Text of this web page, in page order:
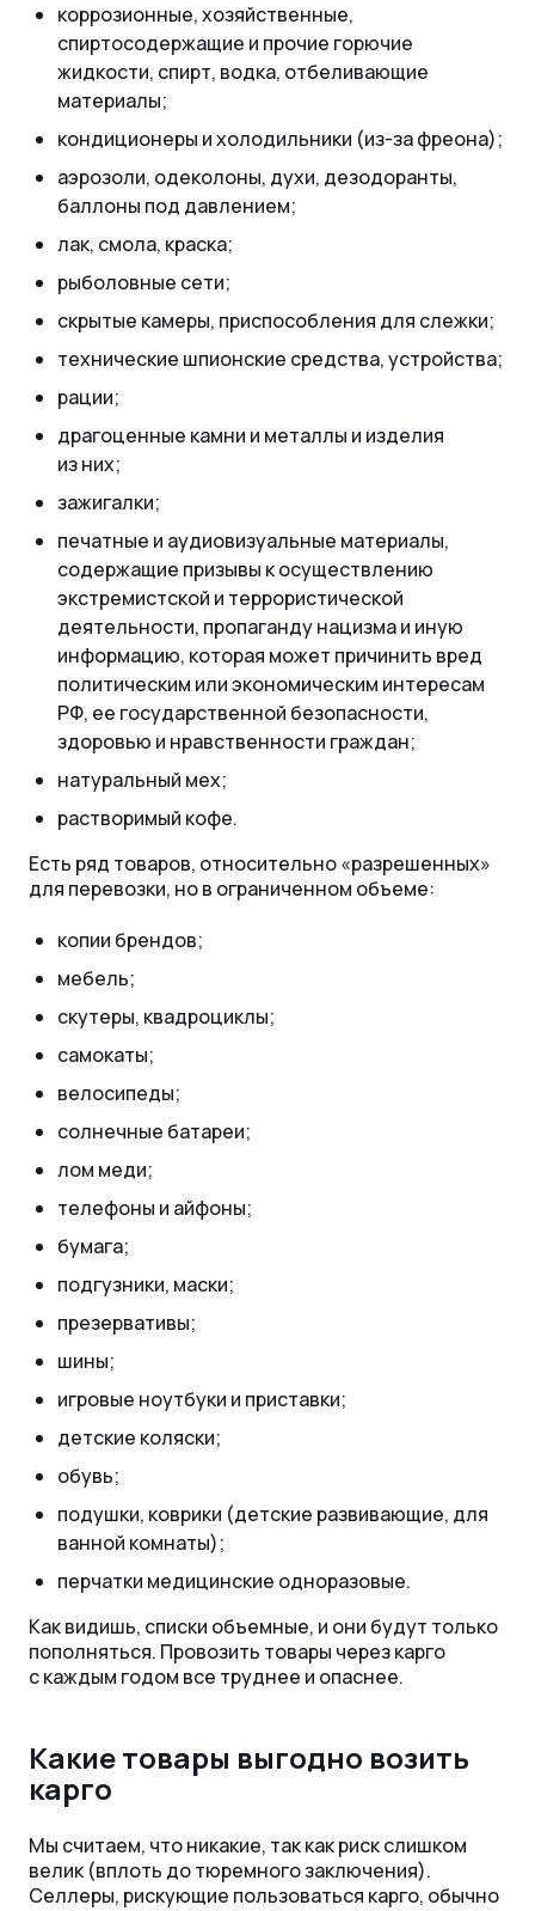
коррозионные, хозяйственные,
спиртосодержащие и прочие горючие
жидкости, спирт, водка, отбеливающие
материалы;
кондиционеры и холодильники (из-за фреона);
аэрозоли, одеколоны, духи, дезодоранты,
баллоны под давлением;
лак, смола, краска;
рыболовные сети;
скрытые камеры, приспособления для слежки;
технические шпионские средства, устройства;
рации;
драгоценные камни и металлы и изделия
из них;
зажигалки;
печатные и аудиовизуальные материалы,
содержащие призывы к осуществлению
экстремистской и террористической
деятельности, пропаганду нацизма и иную
информацию, которая может причинить вред
политическим или экономическим интересам
РФ, ее государственной безопасности,
здоровью и нравственности граждан;
натуральный мех;
растворимый кофе.
Есть ряд товаров, относительно «разрешенных»
для перевозки, но в ограниченном объеме:
копии брендов;
мебель;
скутеры, квадроциклы;
самокаты;
велосипеды;
солнечные батареи;
лом меди;
телефоны и айфоны;
бумага;
подгузники, маски;
презервативы;
шины;
игровые ноутбуки и приставки;
детские коляски;
обувь;
подушки, коврики (детские развивающие, для
ванной комнаты);
перчатки медицинские одноразовые.
Как видишь, списки объемные, и они будут только
пополняться. Провозить товары через карго
с каждым годом все труднее и опаснее.
Какие товары выгодно возить
карго
Мы считаем, что никакие, так как риск слишком
велик (вплоть до тюремного заключения).
Селлеры, рискующие пользоваться карго, обычно